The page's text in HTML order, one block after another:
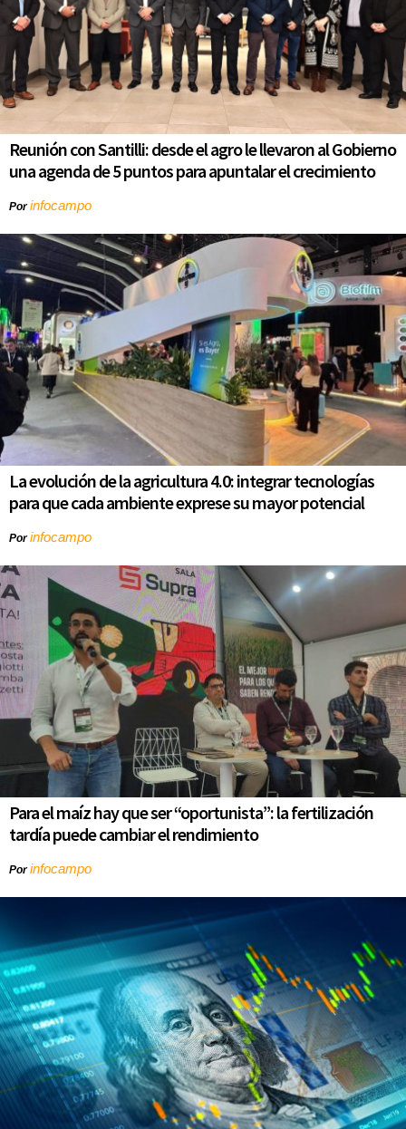
Reunión con Santilli: desde el agro le llevaron al Gobierno
una agenda de 5 puntos para apuntalar el crecimiento
Porinfocampo
La evolución de la agricultura 4.0: integrar tecnologías
para que cada ambiente exprese su mayor potencial
Porinfocampo
Para el maíz hay que ser “oportunista”: la fertilización
tardía puede cambiar el rendimiento
Porinfocampo